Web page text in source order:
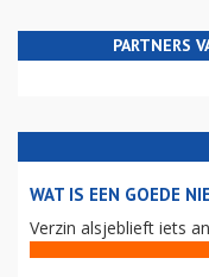
PARTNERS
WAT IS EEN GOEDE
Verzin alsjeblieft iets